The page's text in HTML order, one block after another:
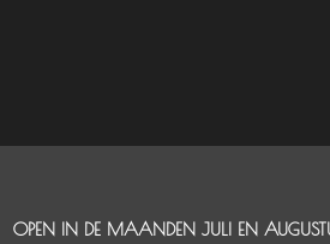
OPEN IN DE MAANDEN JULI EN